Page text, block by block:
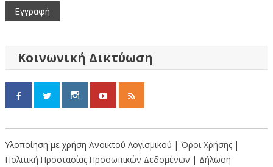
Κοινωνική Δικτύωση
Υλοποίηση με χρήση Ανοικτού Λογισμικού | Όροι Χρήσης |
Πολιτική Προστασίας Προσωπικών Δεδομένων | Δήλωση